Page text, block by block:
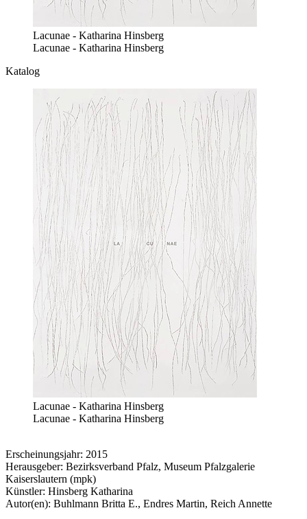
Lacunae - Katharina Hinsberg
Lacunae - Katharina Hinsberg
Katalog
Lacunae - Katharina Hinsberg
Lacunae - Katharina Hinsberg
Erscheinungsjahr: 2015
Herausgeber: Bezirksverband Pfalz, Museum Pfalzgalerie
Kaiserslautern (mpk)
Künstler: Hinsberg Katharina
Autor(en): Buhlmann Britta E., Endres Martin, Reich Annette